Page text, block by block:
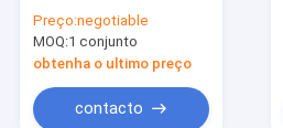
de descolagem
Stator de três rodas
Preço:negotiable
MOQ:1 conjunto
obtenha o ultimo preço
contacto